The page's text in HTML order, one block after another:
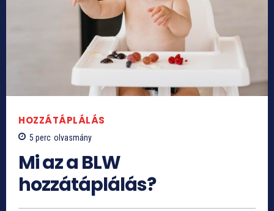
HOZZÁTÁPLÁLÁS
5 perc olvasmány
Mi az a BLW
hozzátáplálás?